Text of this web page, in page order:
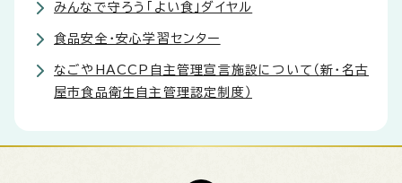
みんなで守ろう「よい食」ダイヤル
食品安全・安心学習センター
なごやHACCP自主管理宣言施設について（新・名古
屋市食品衛生自主管理認定制度）